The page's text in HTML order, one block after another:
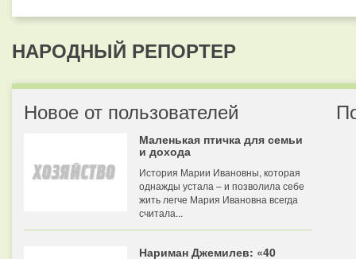
НАРОДНЫЙ РЕПОРТЕР
Новое от пользователей
Маленькая птичка для семьи
и дохода
История Марии Ивановны, которая
однажды устала – и позволила себе
жить легче Мария Ивановна всегда
считала...
Нариман Джемилев: «40